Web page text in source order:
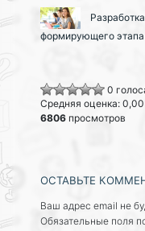
формирующего этапа
0
Средняя оценка: 0,00
6806 просмотров
ОСТАВЬТЕ
Ваш адрес email не
Обязательные поля